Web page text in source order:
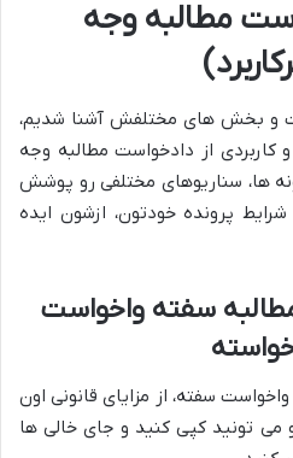
مطالبه وجه
و بخش های مختلفش آشنا شدیم،
کاربردی از دادخواست مطالبه وجه
ها، سناریوهای مختلفی رو پوشش
پرونده خودتون، ازشون ایده
مطالبه سفته واخواست
واخواست سفته، از مزایای قانونی اون
می تونید کپی کنید و جای خالی ها